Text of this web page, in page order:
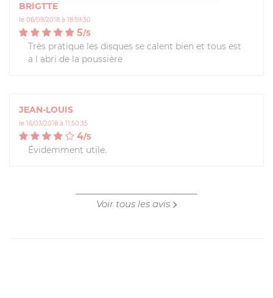
BRIGTTE
le 06/09/2018 à 18:59:30
5/5
Très pratique les disques se calent bien et tous est
a l abri de la poussière
JEAN-LOUIS
le 16/03/2018 à 11:50:35
4/5
Évidemment utile.
Voir tous les avis